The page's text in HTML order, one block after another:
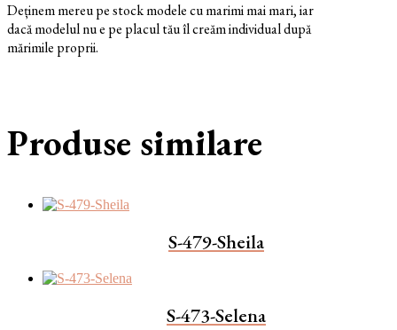
Deținem mereu pe stock modele cu marimi mai mari, iar
dacă modelul nu e pe placul tău îl creăm individual după
mărimile proprii.
Produse similare
S-479-Sheila
S-473-Selena